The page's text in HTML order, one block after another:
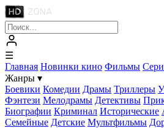
☰
Главная Новинки кино Фильмы
Жанры ▾
Боевики Комедии Драмы Триллеры
Фэнтези Мелодрамы Детективы
Биографии Криминал Исторические
Семейные Детские Мультфильмы